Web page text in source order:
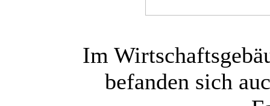
Im
befanden sich